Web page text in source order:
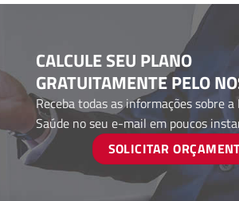
CALCULE SEU PLANO
GRATUITAMENTE PELO
Receba todas as informações sobre a
Saúde no seu e-mail em poucos
SOLICITAR